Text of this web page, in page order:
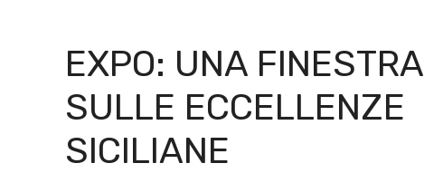
EXPO: UNA FINESTRA
SULLE ECCELLENZE
SICILIANE